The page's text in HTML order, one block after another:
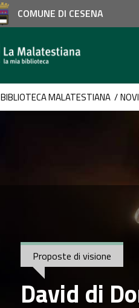
COMUNE DI CESENA
BIBLIOTECA MALATESTIANA /
Proposte di visione
David di